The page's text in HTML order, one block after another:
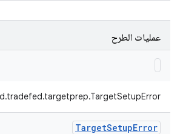
عمليات الطرح
TargetSetupError